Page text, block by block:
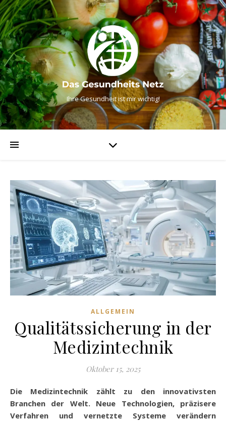
Ihre Gesundheit ist mir wichtig!
ALLGEMEIN
Qualitätssicherung in der
Medizintechnik
Oktober 15, 2025
Die Medizintechnik zählt zu den innovativsten
Branchen der Welt. Neue Technologien, präzisere
Verfahren und vernetzte Systeme verändern